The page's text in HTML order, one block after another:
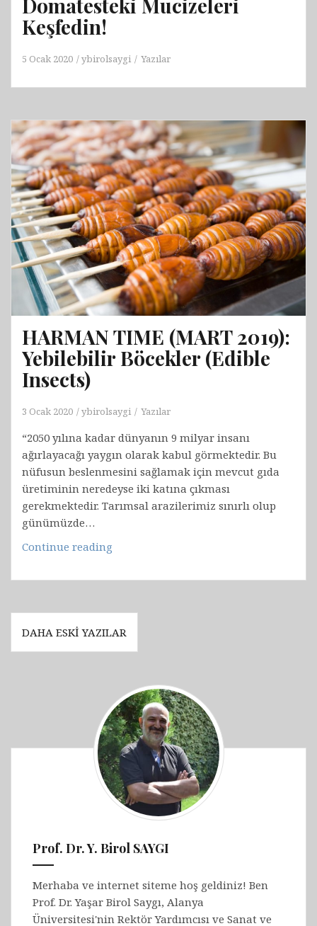
Keşfedin!
5 Ocak 2020 ybirolsaygi Yazılar
HARMAN TIME (MART 2019):
Yebilebilir Böcekler (Edible
Insects)
3 Ocak 2020 ybirolsaygi Yazılar
“2050 yılına kadar dünyanın 9 milyar insanı
ağırlayacağı yaygın olarak kabul görmektedir. Bu
nüfusun beslenmesini sağlamak için mevcut gıda
üretiminin neredeyse iki katına çıkması
gerekmektedir. Tarımsal arazilerimiz sınırlı olup
günümüzde…
Continue reading
(MART
Yebilebilir
Böcekler
(Edible
Yazı
gezinmesi
DAHA ESKI YAZILAR
Prof. Dr. Y. Birol SAYGI
Merhaba ve internet siteme hoş geldiniz! Ben
Prof. Dr. Yaşar Birol Saygı, Alanya
Üniversitesi'nin Rektör Yardımcısı ve Sanat ve